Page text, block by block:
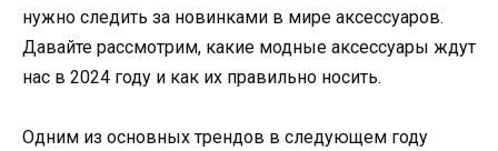
нужно следить за новинками в мире аксессуаров.
Давайте рассмотрим, какие модные аксессуары ждут
нас в 2024 году и как их правильно носить.
Одним из основных трендов в следующем году